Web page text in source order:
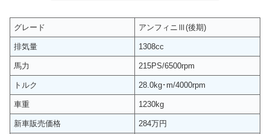
グレード アンフィニⅢ(後期)
排気量 1308cc
馬力 215PS/6500rpm
トルク 28.0kg･m/4000rpm
車重 1230kg
新車販売価格 284万円